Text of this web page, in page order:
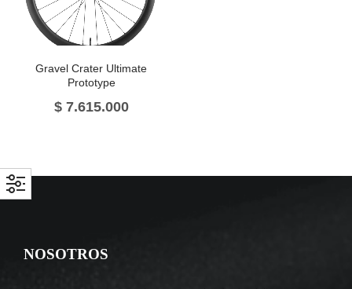
Gravel Crater Ultimate
Prototype
$7.615.000
NOSOTROS